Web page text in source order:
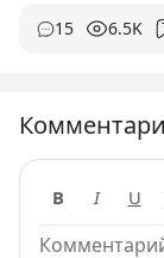
15 6.5K
B I U